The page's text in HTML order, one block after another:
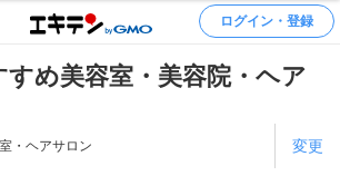
ログイン・登録
すめ美容室・美容院・ヘア
・ヘアサロン 変更